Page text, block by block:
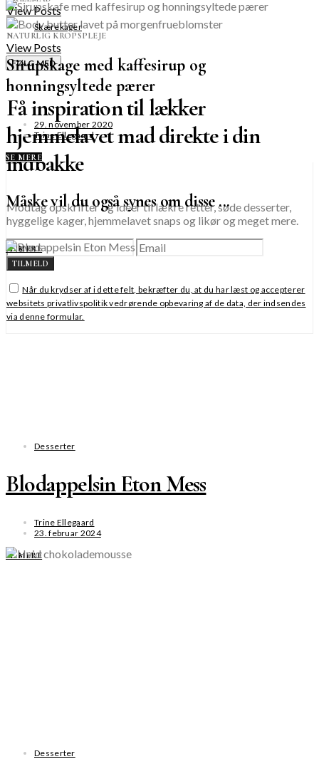
View Posts
NATURLIG KROPSPLEJE
View Posts
FØLG MED
Få inspiration til lækker
hjemmelavet mad direkte i din
indbakke
Modtag opskrifter og idéer til lækre retter, søde desserter,
hyggelige kager, hjemmelavet snaps og likør og meget mere.
TILMELD
Når du krydser af i dette felt, bekræfter du, at du har læst og accepterer
websitets privatlivspolitik vedrørende opbevaring af de data, der indsendes
via denne formular.
Skærekager
Sirupskage med kaffesirup og
honningsyltede pærer
29. november 2020
Trine Ellegaard
SE MERE
Måske vil du også synes om disse ...
SE MERE
Desserter
Blodappelsin Eton Mess
Trine Ellegaard
23. februar 2024
SE MERE
Desserter